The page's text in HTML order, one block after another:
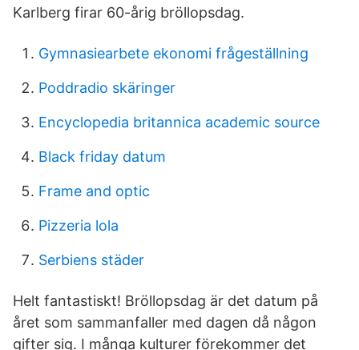
Karlberg firar 60-årig bröllopsdag.
Gymnasiearbete ekonomi frågeställning
Poddradio skäringer
Encyclopedia britannica academic source
Black friday datum
Frame and optic
Pizzeria lola
Serbiens städer
Helt fantastiskt! Bröllopsdag är det datum på
året som sammanfaller med dagen då någon
gifter sig. I många kulturer förekommer det